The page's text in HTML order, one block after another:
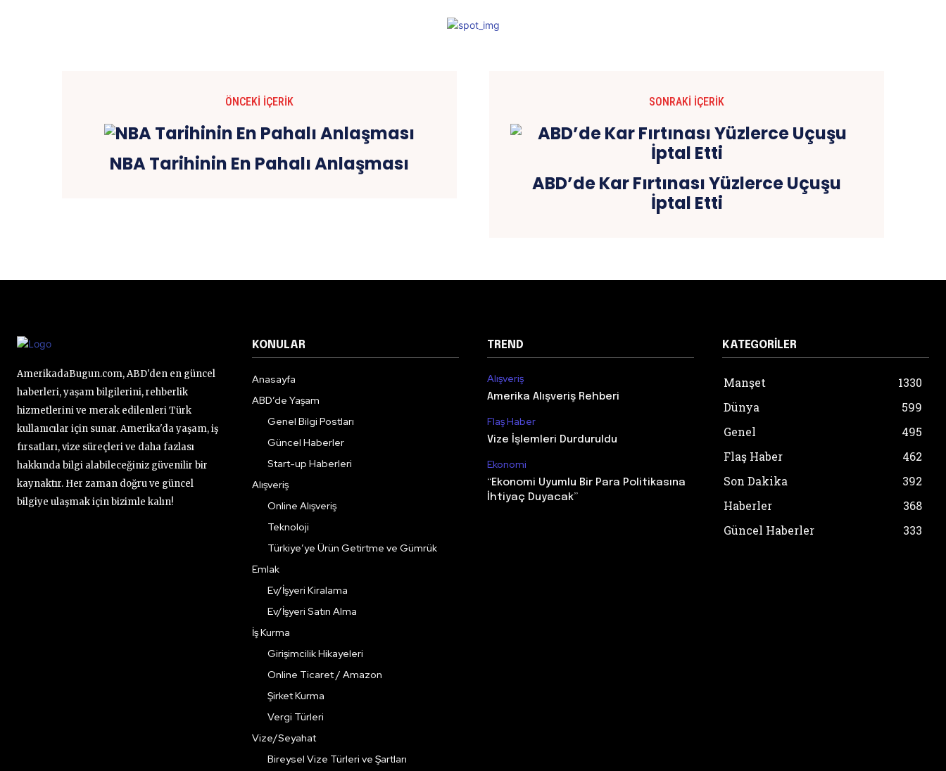
ÖNCEKI İÇERIK
NBA Tarihinin En Pahalı Anlaşması
SONRAKI İÇERIK
ABD’de Kar Fırtınası Yüzlerce Uçuşu
İptal Etti
AmerikadaBugun.com, ABD'den en güncel
haberleri, yaşam bilgilerini, rehberlik
hizmetlerini ve merak edilenleri Türk
kullanıcılar için sunar. Amerika'da yaşam, iş
fırsatları, vize süreçleri ve daha fazlası
hakkında bilgi alabileceğiniz güvenilir bir
kaynaktır. Her zaman doğru ve güncel
bilgiye ulaşmak için bizimle kalın!
KONULAR
Anasayfa
ABD’de Yaşam
Genel Bilgi Postları
Güncel Haberler
Start-up Haberleri
Alışveriş
Online Alışveriş
Teknoloji
Türkiye’ye Ürün Getirtme ve Gümrük
Emlak
Ev/İşyeri Kiralama
Ev/İşyeri Satın Alma
İş Kurma
Girişimcilik Hikayeleri
Online Ticaret / Amazon
Şirket Kurma
Vergi Türleri
Vize/Seyahat
Bireysel Vize Türleri ve Şartları
TREND
Alışveriş
Amerika Alışveriş Rehberi
Flaş Haber
Vize İşlemleri Durduruldu
Ekonomi
“Ekonomi Uyumlu Bir Para Politikasına
İhtiyaç Duyacak”
KATEGORILER
Manşet
1330
Dünya
599
Genel
495
Flaş Haber
462
Son Dakika
392
Haberler
368
Güncel Haberler
333